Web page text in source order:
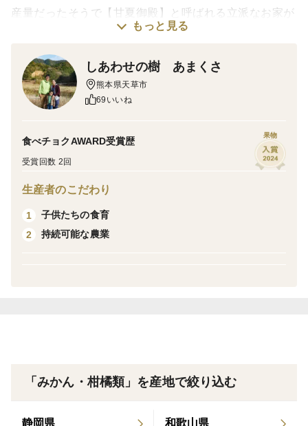
産量だったそうで【甘夏御殿】と呼ばれる立派なお家が
たくさん建っています。
しかし甘夏は昭和40年のグレープフルーツの輸入自由化
によって売上が減少してしまい、生産者の方も他の品種
に切り替えたり、今も耕作放棄地となってしまっている
熊本の代表的な柑橘は甘夏からデコポンへと変わり、現
在の甘夏生産量はとても少なくなってしまいました。
枝変わりとして天草市で発見されました。
甘夏と紅甘夏を是非食べ比べてみてください。
もっと見る
しあわせの樹 あまくさ
熊本県天草市
69いいね
食べチョクAWARD受賞歴
受賞回数 2回
果物
生産者のこだわり
1
子供たちの食育
2
持続可能な農業
「みかん・柑橘類」を産地で絞り込む
静岡県 和歌山県